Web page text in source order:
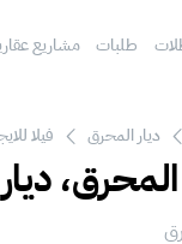
طلبات مشاريع
ديار المحرق فيلا